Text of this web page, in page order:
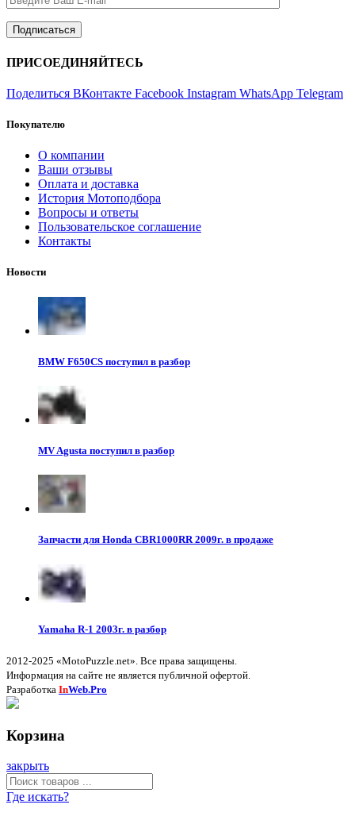
ПРИСОЕДИНЯЙТЕСЬ
Поделиться ВКонтакте Facebook Instagram WhatsApp Telegram
Покупателю
О компании
Ваши отзывы
Оплата и доставка
История Мотоподбора
Вопросы и ответы
Пользовательское соглашение
Контакты
Новости
BMW F650CS поступил в разбор
MV Agusta поступил в разбор
Запчасти для Honda CBR1000RR 2009г. в продаже
Yamaha R-1 2003г. в разбор
2012-2025 «MotoPuzzle.net». Все права защищены.
Информация на сайте не является публичной офертой.
Разработка InWeb.Pro
Корзина
закрыть
Где искать?